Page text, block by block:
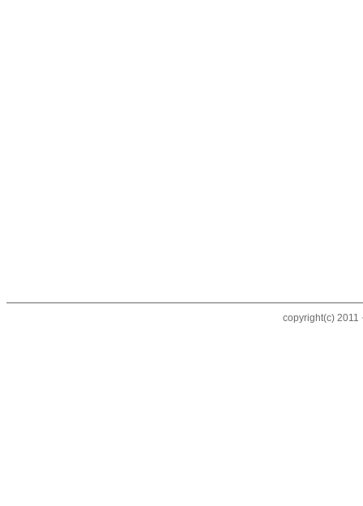
copyright(c) 2011